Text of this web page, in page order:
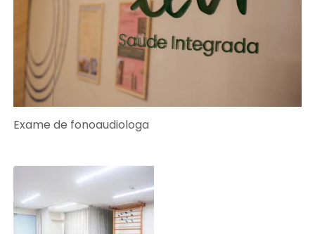
Exame de fonoaudiologa